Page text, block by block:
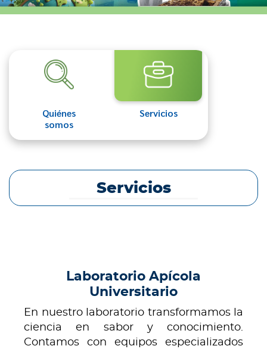
Quiénes
somos
Servicios
Servicios
Laboratorio Apícola
Universitario
En nuestro laboratorio transformamos la
ciencia en sabor y conocimiento.
Contamos con equipos especializados